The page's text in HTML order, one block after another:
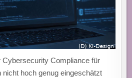
Cybersecurity Compliance für
nicht hoch genug eingeschätzt